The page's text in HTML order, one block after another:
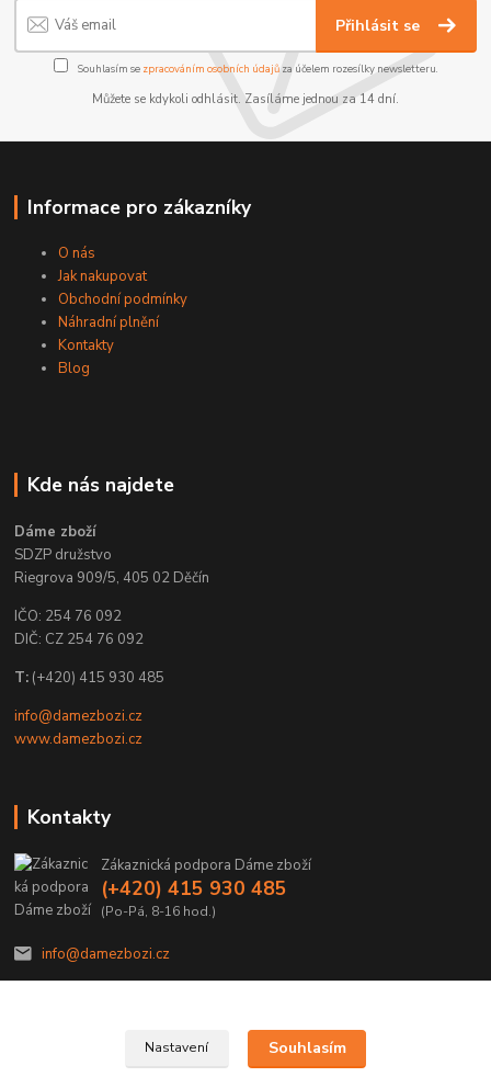
Přihlásit se
Souhlasím se zpracováním osobních údajůza účelem rozesílky newsletteru.
Můžete se kdykoli odhlásit. Zasíláme jednou za 14 dní.
Informace pro zákazníky
O nás
Jak nakupovat
Obchodní podmínky
Náhradní plnění
Kontakty
Blog
Kde nás najdete
Dáme zboží
SDZP družstvo
Riegrova 909/5, 405 02 Děčín
IČO: 254 76 092
DIČ: CZ 254 76 092
T: (+420) 415 930 485
info@damezbozi.cz
www.damezbozi.cz
Kontakty
Zákaznická podpora Dáme zboží
(+420) 415 930 485
(Po-Pá, 8-16 hod.)
info@damezbozi.cz
Nastavení Souhlasím